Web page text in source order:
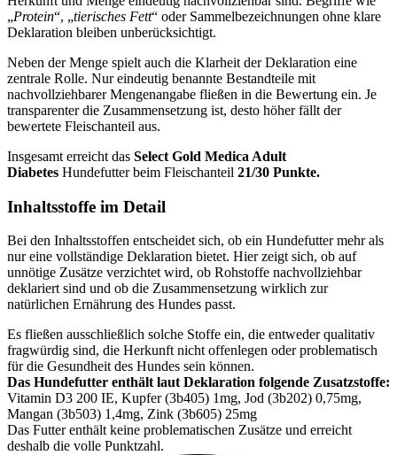
„Protein“, „tierisches Fett“ oder Sammelbezeichnungen ohne klare
Deklaration bleiben unberücksichtigt.
Neben der Menge spielt auch die Klarheit der Deklaration eine
zentrale Rolle. Nur eindeutig benannte Bestandteile mit
nachvollziehbarer Mengenangabe fließen in die Bewertung ein. Je
transparenter die Zusammensetzung ist, desto höher fällt der
bewertete Fleischanteil aus.
Insgesamt erreicht das Select Gold Medica Adult
Diabetes Hundefutter beim Fleischanteil 21/30 Punkte.
Inhaltsstoffe im Detail
Bei den Inhaltsstoffen entscheidet sich, ob ein Hundefutter mehr als
nur eine vollständige Deklaration bietet. Hier zeigt sich, ob auf
unnötige Zusätze verzichtet wird, ob Rohstoffe nachvollziehbar
deklariert sind und ob die Zusammensetzung wirklich zur
natürlichen Ernährung des Hundes passt.
Es fließen ausschließlich solche Stoffe ein, die entweder qualitativ
fragwürdig sind, die Herkunft nicht offenlegen oder problematisch
für die Gesundheit des Hundes sein können.
Das Hundefutter enthält laut Deklaration folgende Zusatzstoffe:
Vitamin D3 200 IE, Kupfer (3b405) 1mg, Jod (3b202) 0,75mg,
Mangan (3b503) 1,4mg, Zink (3b605) 25mg
Das Futter enthält keine problematischen Zusätze und erreicht
deshalb die volle Punktzahl.